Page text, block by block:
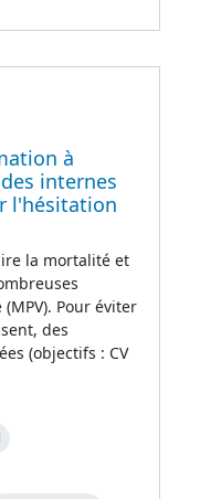
à
internes
l'hésitation
la mortalité et
Pour éviter
des
(objectifs : CV